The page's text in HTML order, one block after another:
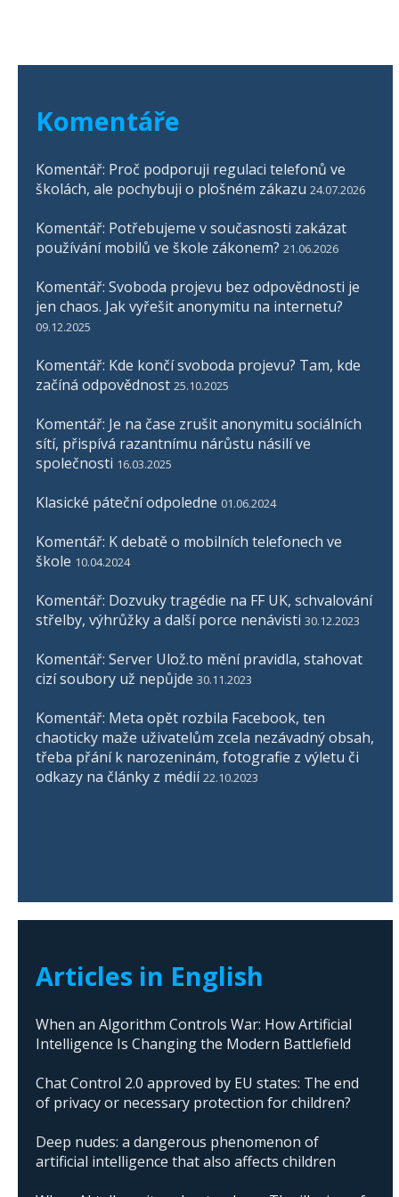
Komentáře
Komentář: Proč podporuji regulaci telefonů ve
školách, ale pochybuji o plošném zákazu 24.07.2026
Komentář: Potřebujeme v současnosti zakázat
používání mobilů ve škole zákonem? 21.06.2026
Komentář: Svoboda projevu bez odpovědnosti je
jen chaos. Jak vyřešit anonymitu na internetu?
09.12.2025
Komentář: Kde končí svoboda projevu? Tam, kde
začíná odpovědnost 25.10.2025
Komentář: Je na čase zrušit anonymitu sociálních
sítí, přispívá razantnímu nárůstu násilí ve
společnosti 16.03.2025
Klasické páteční odpoledne 01.06.2024
Komentář: K debatě o mobilních telefonech ve
škole 10.04.2024
Komentář: Dozvuky tragédie na FF UK, schvalování
střelby, výhrůžky a další porce nenávisti 30.12.2023
Komentář: Server Ulož.to mění pravidla, stahovat
cizí soubory už nepůjde 30.11.2023
Komentář: Meta opět rozbila Facebook, ten
chaoticky maže uživatelům zcela nezávadný obsah,
třeba přání k narozeninám, fotografie z výletu či
odkazy na články z médií 22.10.2023
Articles in English
When an Algorithm Controls War: How Artificial
Intelligence Is Changing the Modern Battlefield
Chat Control 2.0 approved by EU states: The end
of privacy or necessary protection for children?
Deep nudes: a dangerous phenomenon of
artificial intelligence that also affects children